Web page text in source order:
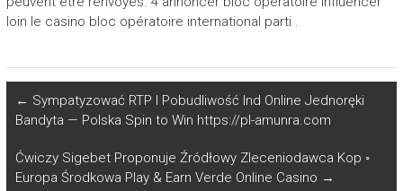
loin le casino bloc opératoire international parti .
← Sympatyzować RTP I Pobudliwość Ind Online Jednoręki
Bandyta — Polska Spin to Win https://pl-amunra.com
Ćwiczy Sigebet Proponuje Źródłowy Zleceniodawca Kop ◦
Europa Środkowa Play & Earn Verde Online Casino →